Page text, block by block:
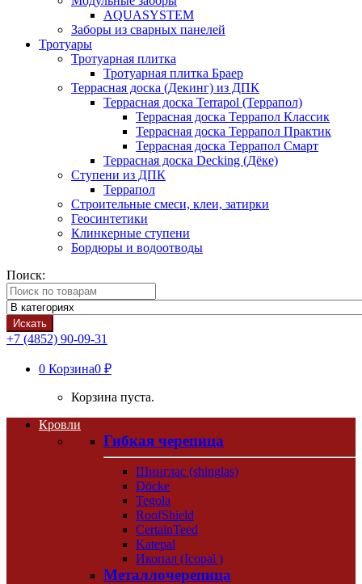
AQUASYSTEM
Заборы из сварных панелей
Тротуары
Тротуарная плитка
Тротуарная плитка Браер
Террасная доска (Декинг) из ДПК
Террасная доска Terrapol (Террапол)
Террасная доска Террапол Классик
Террасная доска Террапол Практик
Террасная доска Террапол Смарт
Террасная доска Decking (Дёке)
Ступени из ДПК
Террапол
Строительные смеси, клеи, затирки
Геосинтетики
Клинкерные ступени
Бордюры и водоотводы
Поиск:
Искать
+7 (4852) 90-09-31
0 Корзина0 ₽
Корзина пуста.
Кровли
Гибкая черепица
Шинглас (shinglas)
Döcke
Tegola
RoofShield
CertainTeed
Katepal
Икопал (Icopal )
Металлочерепица